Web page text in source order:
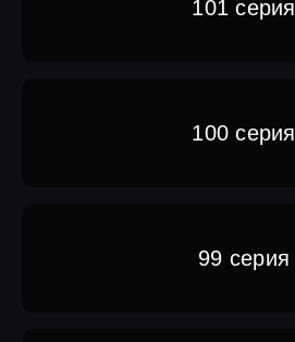
101 серия
100 серия
99 серия